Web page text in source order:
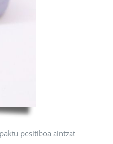
positiboa aintzat